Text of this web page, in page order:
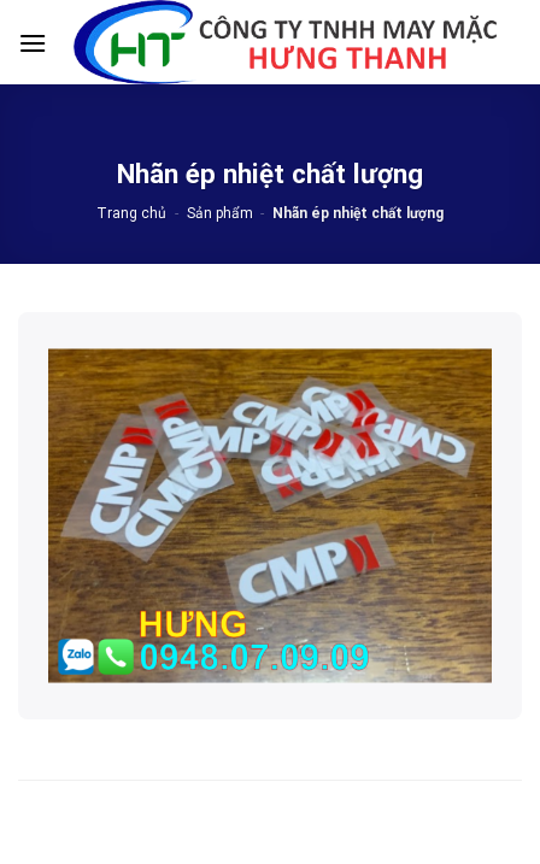
Nhãn ép nhiệt chất lượng
Trang chủ - Sản phẩm - Nhãn ép nhiệt chất lượng